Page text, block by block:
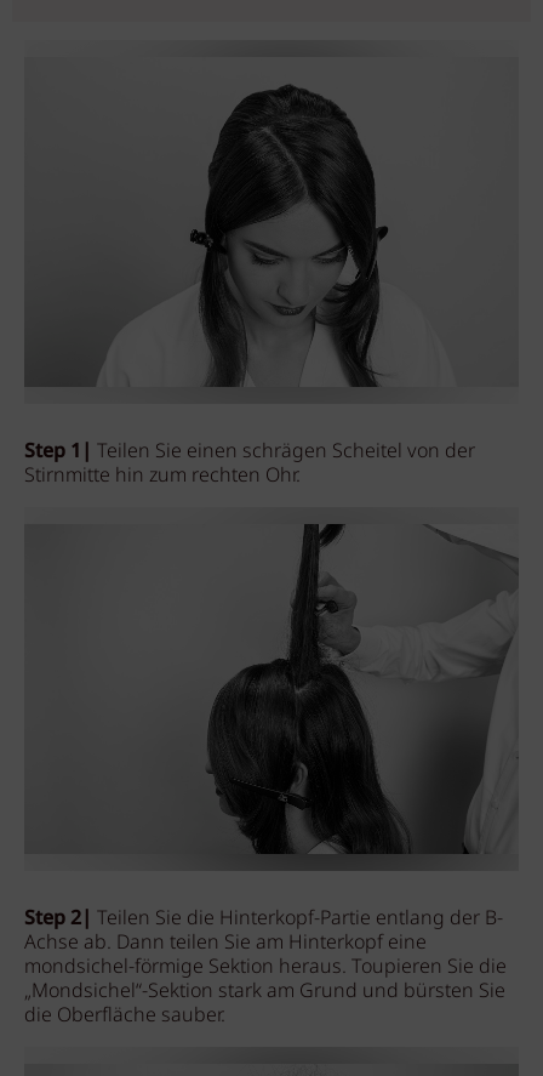
Step 1| Teilen Sie einen schrägen Scheitel von der
Stirnmitte hin zum rechten Ohr.
Step 2| Teilen Sie die Hinterkopf-Partie entlang der B-
Achse ab. Dann teilen Sie am Hinterkopf eine
mondsichel-förmige Sektion heraus. Toupieren Sie die
„Mondsichel“-Sektion stark am Grund und bürsten Sie
die Oberfläche sauber.